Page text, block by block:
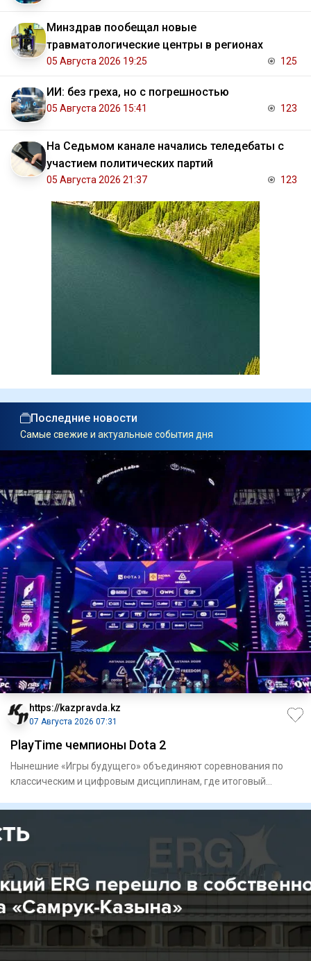
Минздрав пообещал новые
травматологические центры в регионах
05 Августа 2026 19:25 125
ИИ: без греха, но с погрешностью
05 Августа 2026 15:41 123
На Седьмом канале начались теледебаты с
участием политических партий
05 Августа 2026 21:37 123
Последние новости
Самые свежие и актуальные события дня
https://kazpravda.kz
07 Августа 2026 07:31
PlayTime чемпионы Dota 2
Нынешние «Игры будущего» объединяют соревнования по
классическим и цифровым дисциплинам, где итоговый